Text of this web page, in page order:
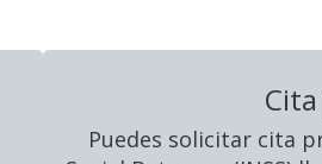
Puedes solicitar cita